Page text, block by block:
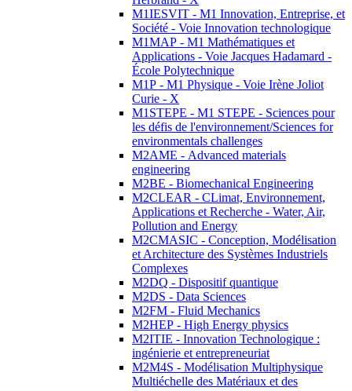
M1IESVIT - M1 Innovation, Entreprise, et
Société - Voie Innovation technologique
M1MAP - M1 Mathématiques et
Applications - Voie Jacques Hadamard -
École Polytechnique
M1P - M1 Physique - Voie Irène Joliot
Curie - X
M1STEPE - M1 STEPE - Sciences pour
les défis de l'environnement/Sciences for
environmentals challenges
M2AME - Advanced materials
engineering
M2BE - Biomechanical Engineering
M2CLEAR - CLimat, Environnement,
Applications et Recherche - Water, Air,
Pollution and Energy
M2CMASIC - Conception, Modélisation
et Architecture des Systèmes Industriels
Complexes
M2DQ - Dispositif quantique
M2DS - Data Sciences
M2FM - Fluid Mechanics
M2HEP - High Energy physics
M2ITIE - Innovation Technologique :
ingénierie et entrepreneuriat
M2M4S - Modélisation Multiphysique
Multiéchelle des Matériaux et des